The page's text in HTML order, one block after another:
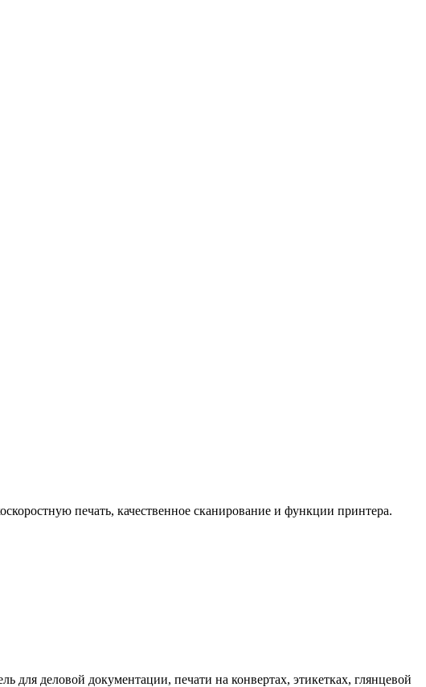
печать, качественное сканирование и функции принтера.
для деловой документации, печати на конвертах, этикетках, глянцевой